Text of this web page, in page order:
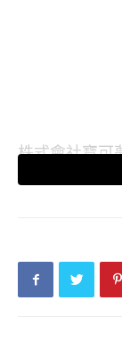
株式會社寶可
大集結》是
時，得分較高